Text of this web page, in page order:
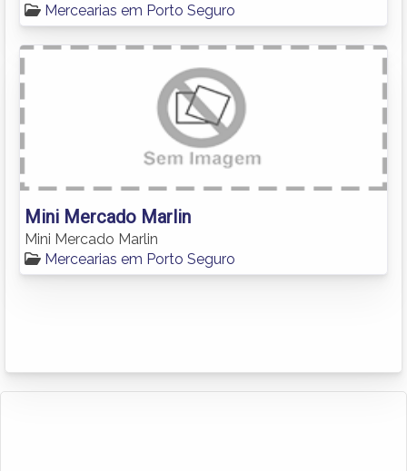
Mercearias em Porto Seguro
Mini Mercado Marlin
Mini Mercado Marlin
Mercearias em Porto Seguro